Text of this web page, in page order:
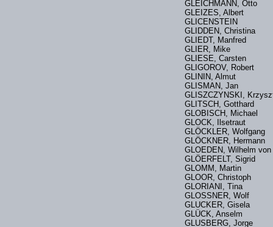
GLEICHMANN, Otto
GLEIZES, Albert
GLICENSTEIN
GLIDDEN, Christina
GLIEDT, Manfred
GLIER, Mike
GLIESE, Carsten
GLIGOROV, Robert
GLININ, Almut
GLISMAN, Jan
GLISZCZYNSKI,
GLITSCH, Gotthard
GLOBISCH, Michael
GLOCK, Ilsetraut
GLÖCKLER, Wolfgang
GLÖCKNER,
GLOEDEN, Wilhelm von
GLÖERFELT, Sigrid
GLOMM, Martin
GLOOR, Christoph
GLORIANI, Tina
GLOSSNER, Wolf
GLUCKER, Gisela
GLÜCK, Anselm
GLUSBERG, Jorge